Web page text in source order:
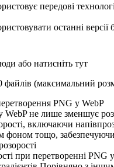
передові
останні
або натисніть тут
(максимальний
PNG у WebP
не лише зменшує
включаючи
фоном тощо,
при перетворенні PNG